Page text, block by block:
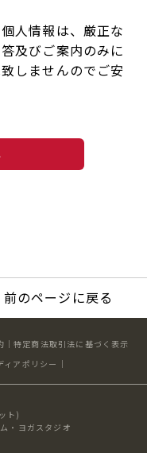
人情報は、厳正な
及びご案内のみに
しませんのでご安
前のページに戻る
特定商法取引法に基づく表示
ィアポリシー
ト)
・ヨガスタジオ